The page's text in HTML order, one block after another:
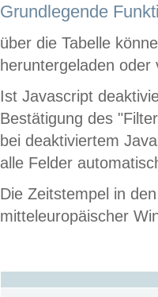
Grundlegende
über die Tabelle
heruntergeladen oder
Ist Javascript
Bestätigung des
bei deaktiviertem
alle Felder
Die Zeitstempel in
mitteleuropäischer